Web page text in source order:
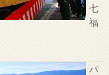
七
福
パ